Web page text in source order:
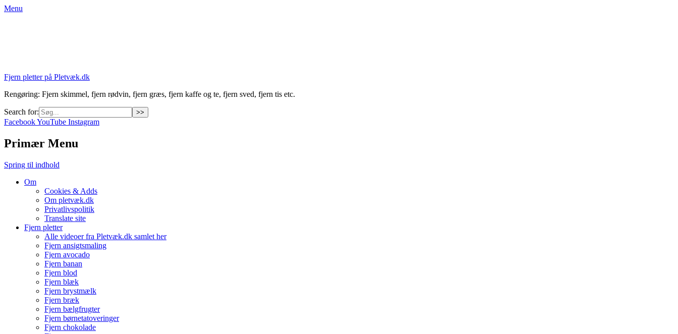
Menu
Fjern pletter på Pletvæk.dk
Rengøring: Fjern skimmel, fjern rødvin, fjern græs, fjern kaffe og te, fjern sved, fjern tis etc.
Search for:
FacebookYouTube Instagram
Primær Menu
Spring til indhold
Om
Cookies & Adds
Om pletvæk.dk
Privatlivspolitik
Translate site
Fjern pletter
Alle videoer fra Pletvæk.dk samlet her
Fjern ansigtsmaling
Fjern avocado
Fjern banan
Fjern blod
Fjern blæk
Fjern brystmælk
Fjern bræk
Fjern bælgfrugter
Fjern børnetatoveringer
Fjern chokolade